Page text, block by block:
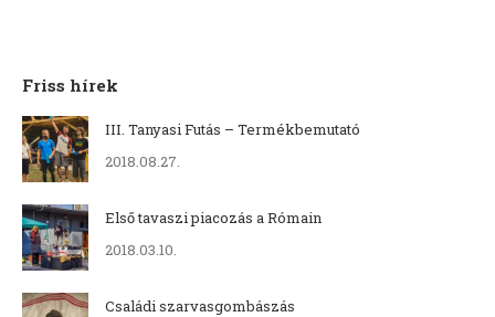
Friss hírek
III. Tanyasi Futás – Termékbemutató
2018.08.27.
Első tavaszi piacozás a Rómain
2018.03.10.
Családi szarvasgombászás